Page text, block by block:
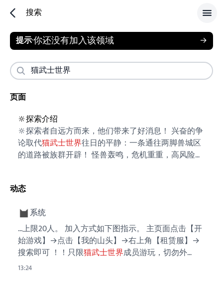
搜索
提示·你还没有加入该领域 →
页面
🔆探索介绍
🔆探索者自远方而来，他们带来了好消息！ 兴奋的争
论取代猫武士世界往日的平静：一条通往两脚兽城区
的道路被族群开辟！ 怪兽轰鸣，危机重重，高风险高
动态
系统
...上限20人。 加入方式如下图指示。 主页面点击【开
始游戏】→点击【我的山头】→右上角【租赁服】→
搜索即可 ！！只限猫武士世界成员游玩，切勿外
传！！ [图片]
13:24